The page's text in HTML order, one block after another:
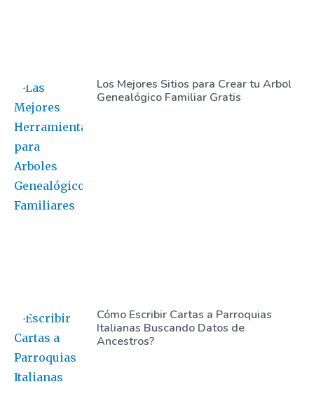
Los Mejores Sitios para Crear tu Arbol
Genealógico Familiar Gratis
Cómo Escribir Cartas a Parroquias
Italianas Buscando Datos de
Ancestros?